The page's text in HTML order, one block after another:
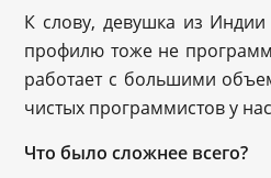
К слову, девушка из
профилю тоже не
работает с большими
чистых программистов у
Что было сложнее всего?